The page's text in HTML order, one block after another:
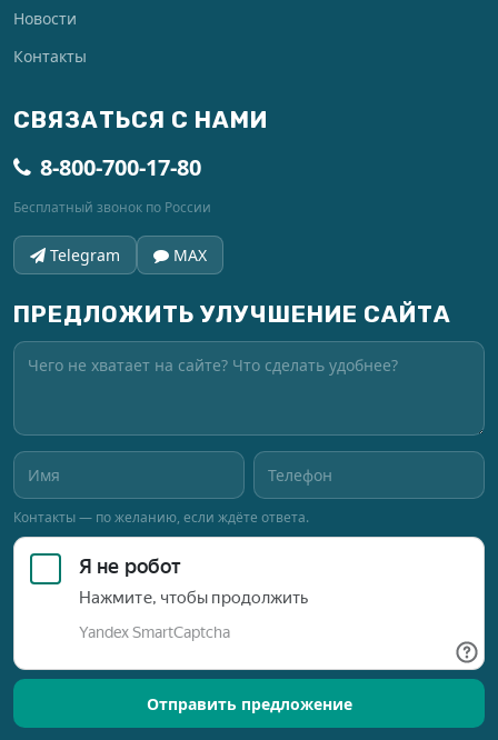
Новости
Контакты
СВЯЗАТЬСЯ С НАМИ
8-800-700-17-80
Бесплатный звонок по России
Telegram MAX
ПРЕДЛОЖИТЬ УЛУЧШЕНИЕ САЙТА
Контакты — по желанию, если ждёте ответа.
Отправить предложение